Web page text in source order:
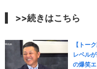
>>続きはこちら
【トー
レベル
の爆笑